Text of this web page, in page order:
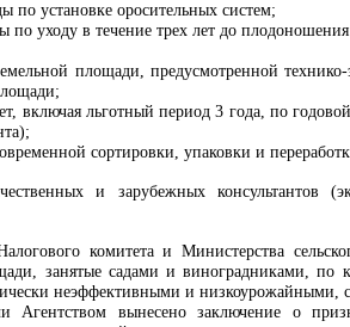
по установке оросительных систем;
по уходу в течение трех лет до плодоношения
площади, предусмотренной
включая льготный период 3 года, по
сортировки, упаковки и
и зарубежных консультантов
комитета и Министерства
занятые садами и виноградниками, по
неэффективными и низкоурожайными,
вынесено заключение о